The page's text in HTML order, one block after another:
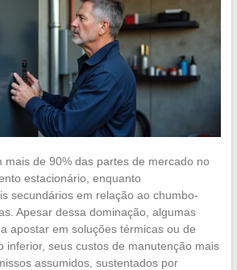
de 90% das partes de mercado no
estacionário, enquanto
secundários em relação ao chumbo-
Apesar dessa dominação, algumas
apostar em soluções térmicas ou de
inferior, seus custos de manutenção mais
assumidos, sustentados por